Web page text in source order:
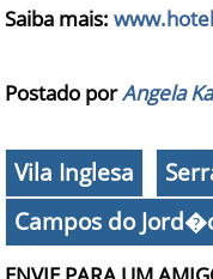
Saiba mais:
Postado porAngela
Vila Inglesa
Campos do